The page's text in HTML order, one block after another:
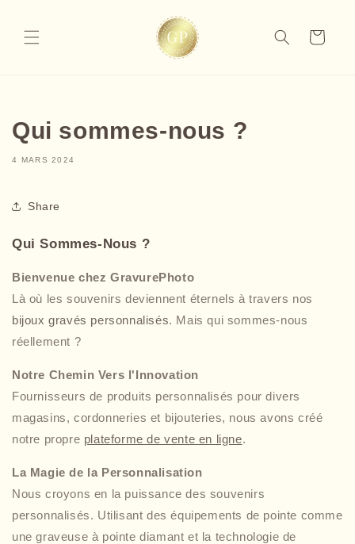
au
contenu
Panier
Qui sommes-nous ?
4 MARS 2024
Share
Qui Sommes-Nous ?
Bienvenue chez GravurePhoto
Là où les souvenirs deviennent éternels à travers nos
bijoux gravés personnalisés. Mais qui sommes-nous
réellement ?
Notre Chemin Vers l'Innovation
Fournisseurs de produits personnalisés pour divers
magasins, cordonneries et bijouteries, nous avons créé
notre propre plateforme de vente en ligne.
La Magie de la Personnalisation
Nous croyons en la puissance des souvenirs
personnalisés. Utilisant des équipements de pointe comme
une graveuse à pointe diamant et la technologie de